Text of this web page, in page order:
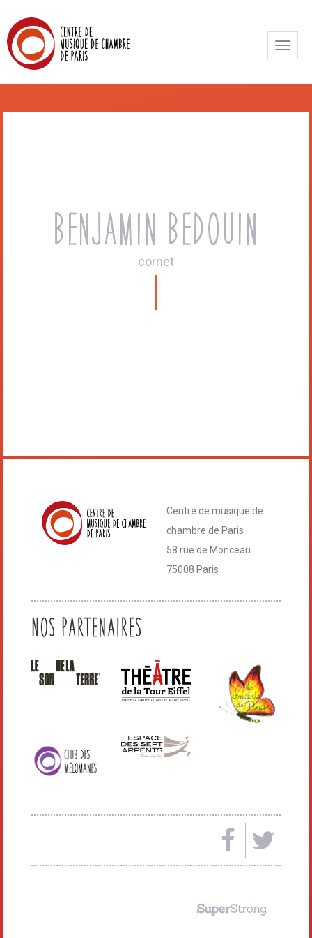
Toggle
Benjamin Bedouin
cornet
Centre de musique de
chambre de Paris
58 rue de Monceau
75008 Paris
Nos Partenaires